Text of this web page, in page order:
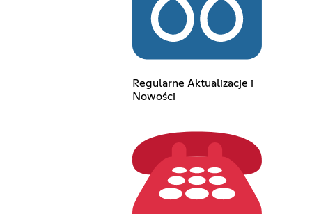
Regularne Aktualizacje i
Nowości